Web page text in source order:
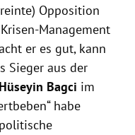
Opposition
Management
er es gut, kann
Sieger aus der
Bagci im
habe